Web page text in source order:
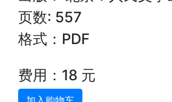
页数: 557
格式：PDF
费用：18 元